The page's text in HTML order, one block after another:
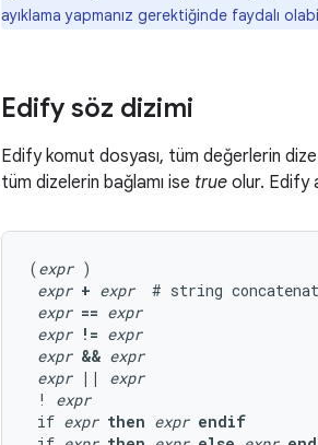
ayıklama yapmanız gerektiğinde faydalı
Edify söz dizimi
Edify komut dosyası, tüm değerlerin
tüm dizelerin bağlamı ise true olur. Edify
(expr )
expr + expr
# string
expr == expr
expr != expr
expr && expr
expr ||
expr
! expr
if expr then expr endif